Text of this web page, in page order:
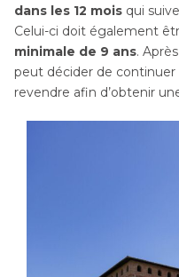
dans les 12 mois qui
Celui-ci doit également
minimale de 9 ans.
peut décider de continuer
revendre afin d’obtenir